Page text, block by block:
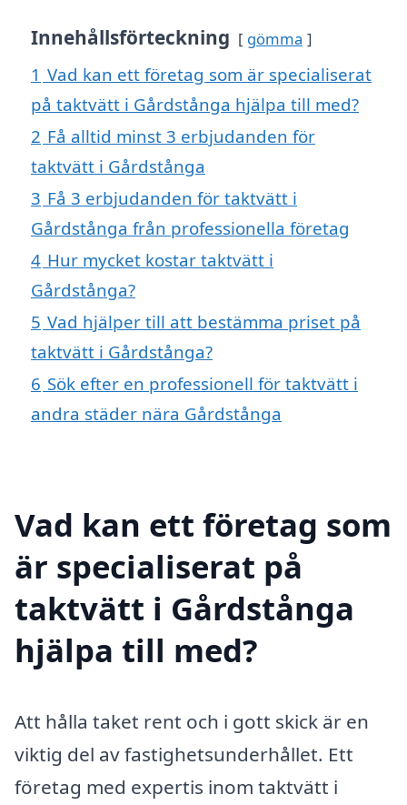
Innehållsförteckning gömma
1 Vad kan ett företag som är specialiserat
på taktvätt i Gårdstånga hjälpa till med?
2 Få alltid minst 3 erbjudanden för
taktvätt i Gårdstånga
3 Få 3 erbjudanden för taktvätt i
Gårdstånga från professionella företag
4 Hur mycket kostar taktvätt i
Gårdstånga?
5 Vad hjälper till att bestämma priset på
taktvätt i Gårdstånga?
6 Sök efter en professionell för taktvätt i
andra städer nära Gårdstånga
Vad kan ett företag som
är specialiserat på
taktvätt i Gårdstånga
hjälpa till med?
Att hålla taket rent och i gott skick är en
viktig del av fastighetsunderhållet. Ett
företag med expertis inom taktvätt i